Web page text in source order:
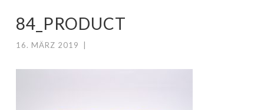
84_PRODUCT
16. MÄRZ 2019